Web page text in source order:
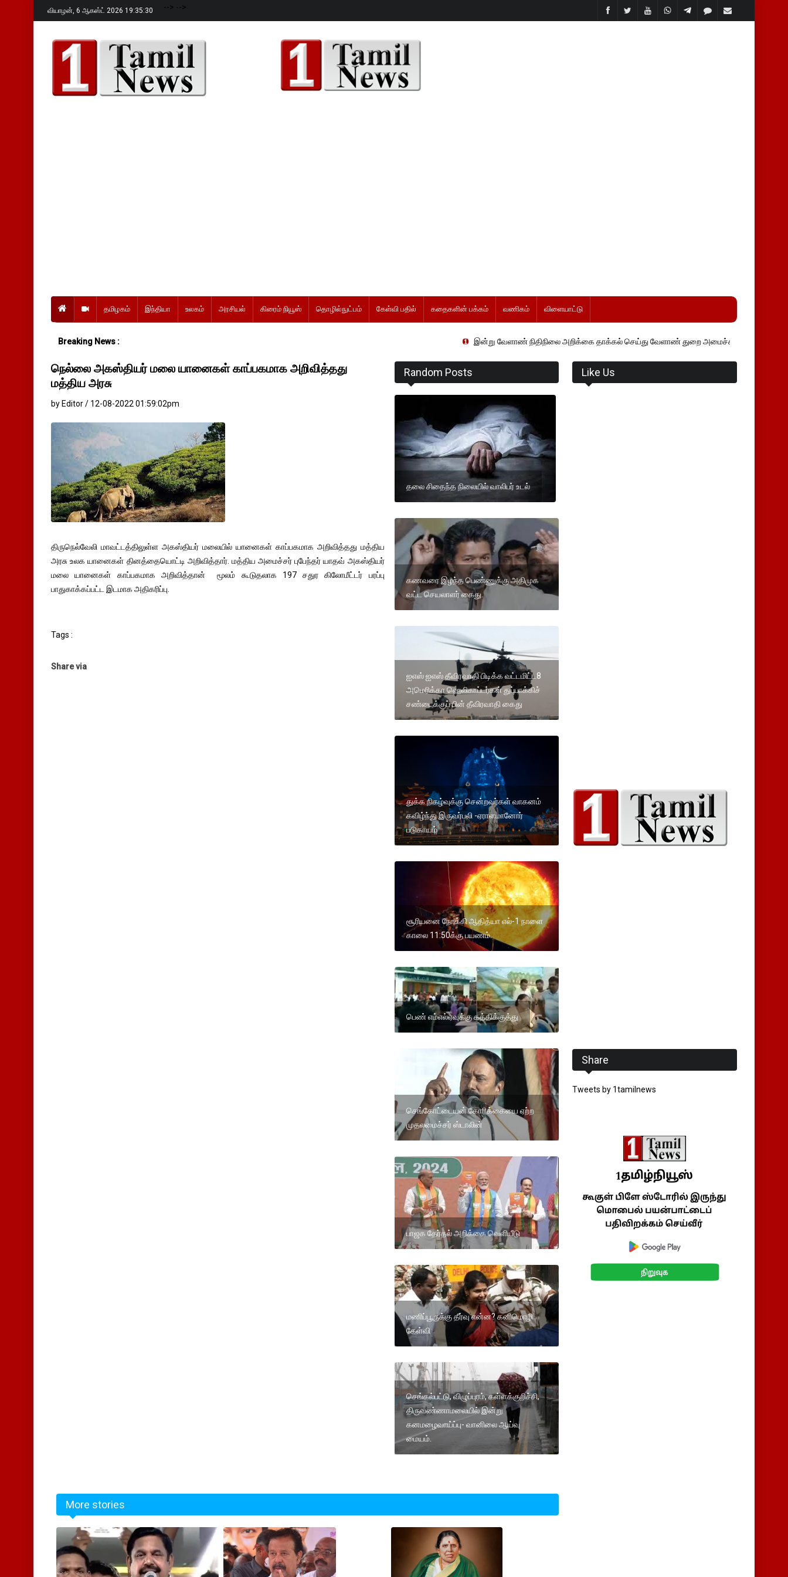
வியாழன், 6 ஆகஸ்ட் 2026 19:35:31 --> -->
தமிழகம் இந்தியா உலகம் அரசியல் கிரைம் நியூஸ் தொழில்நுட்பம் கேள்வி பதில் கதைகளின் பக்கம் வணிகம் விளையாட்டு
Breaking News : இன்று வேளாண் நிதிநிலை அறிக்கை தாக்கல் செய்து வேளாண் துறை அமைச்சர் வினோத் வாசித்து
நெல்லை அகஸ்தியர் மலை யானைகள் காப்பகமாக அறிவித்தது
மத்திய அரசு
by Editor / 12-08-2022 01:59:02pm
திருநெல்வேலி மாவட்டத்திலுள்ள அகஸ்தியர் மலையில் யானைகள் காப்பகமாக அறிவித்தது மத்திய
அரசு உலக யானைகள் தினத்தையொட்டி அறிவித்தார். மத்திய அமைச்சர் புபேந்தர் யாதவ் அகஸ்தியர்
மலை யானைகள் காப்பகமாக அறிவித்தான் மூலம் கூடுதலாக 197 சதுர கிலோமீட்டர் பரப்பு
பாதுகாக்கப்பட்ட இடமாக அதிகரிப்பு.
Tags :
Share via
Random Posts
தலை சிதைந்த நிலையில் வாலிபர் உடல்
கணவரை இழந்த பெண்ணுக்கு அதிமுக
வட்ட செயலாளர் கைது.
ஐஎஸ் ஐஎஸ் தீவிரவாதி பிடிக்க வட்டமிட்ட8
அமெரிக்கா ஹெலிகாப்டர்கள் துப்பாக்கிச்
சண்டைக்குப் பின் தீவிரவாதி கைது
துக்க நிகழ்வுக்கு சென்றவர்கள் வாகனம்
கவிழ்ந்து இருவர்பலி -ஏராளமானோர்
படுகாயம்
சூரியனை நோக்கி ஆதித்யா எல்-1 நாளை
காலை 11:50க்கு பயணம்.
பெண் எம்எல்ஏவுக்கு கத்திக்குத்து
செங்கோட்டையன் கோரிக்கையை ஏற்ற
முதலமைச்சர் ஸ்டாலின்
பாஜக தேர்தல் அறிக்கை வெளியீடு
மணிப்பூருக்கு தீர்வு என்ன? கனிமொழி
கேள்வி
செங்கல்பட்டு, விழுப்புரம், கள்ளக்குறிச்சி,
திருவண்ணாமலையில் இன்று
கனமழைவாய்ப்பு- வானிலை ஆய்வு
மையம்.
More stories
Like Us
Share
Tweets by 1tamilnews